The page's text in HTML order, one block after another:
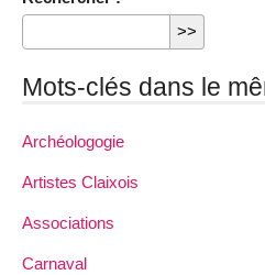
Mots-clés dans le
Archéologogie
Artistes Claixois
Associations
Carnaval